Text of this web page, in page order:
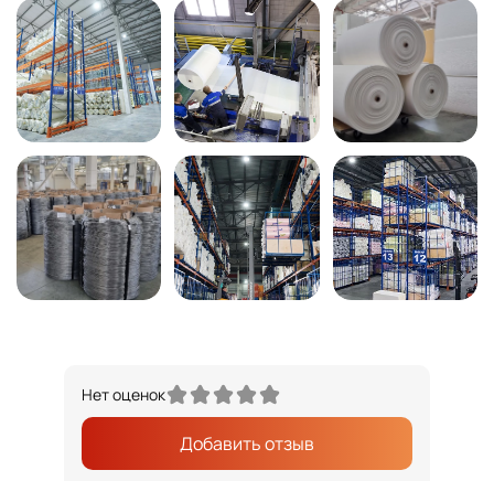
Нет оценок
Добавить отзыв